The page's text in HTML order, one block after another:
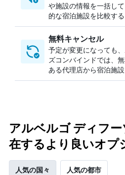
や施設の情報を一括し
的な宿泊施設を比較する
無料キャンセル
予定が変更になっても
ズコンバインドでは、
ある代理店から宿泊施
アルベルゴ ディフ
在するより良いオプ
人気の国々 人気の都市